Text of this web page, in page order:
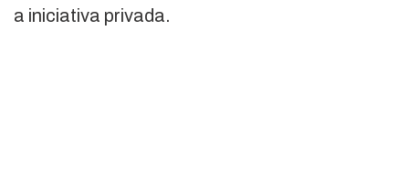
a iniciativa privada.